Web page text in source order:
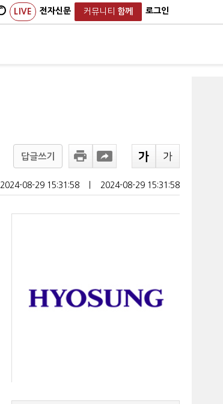
LIVE 전자신문 커뮤니티 함께 로그인
답글쓰기
2024-08-29 15:31:58 2024-08-29 15:31:58